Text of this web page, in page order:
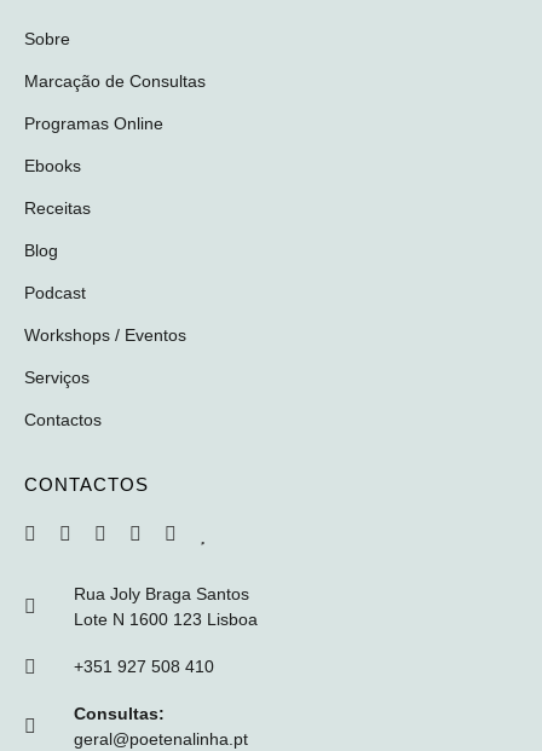
Sobre
Marcação de Consultas
Programas Online
Ebooks
Receitas
Blog
Podcast
Workshops / Eventos
Serviços
Contactos
CONTACTOS
Rua Joly Braga Santos
Lote N 1600 123 Lisboa
+351 927 508 410
Consultas:
geral@poetenalinha.pt